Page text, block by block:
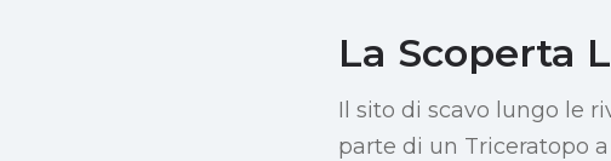
La Scoperta
Il sito di scavo lungo le
parte di un Triceratopo